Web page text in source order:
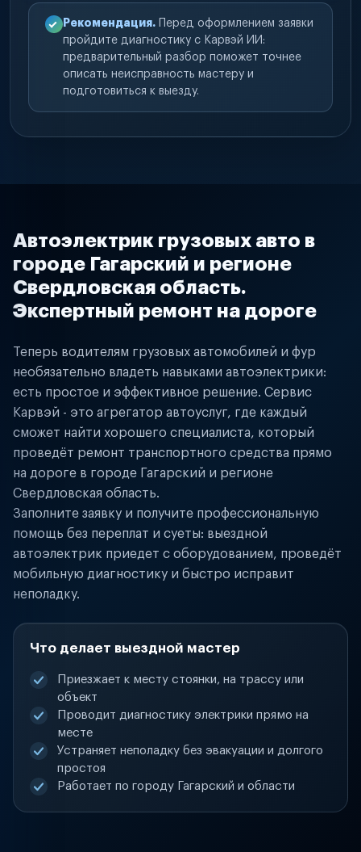
Рекомендация. Перед оформлением заявки
пройдите диагностику с Карвэй ИИ:
предварительный разбор поможет точнее
описать неисправность мастеру и
подготовиться к выезду.
Автоэлектрик грузовых авто в
городе Гагарский и регионе
Свердловская область.
Экспертный ремонт на дороге
Теперь водителям грузовых автомобилей и фур
необязательно владеть навыками автоэлектрики:
есть простое и эффективное решение. Сервис
Карвэй - это агрегатор автоуслуг, где каждый
сможет найти хорошего специалиста, который
проведёт ремонт транспортного средства прямо
на дороге в городе Гагарский и регионе
Свердловская область.
Заполните заявку и получите профессиональную
помощь без переплат и суеты: выездной
автоэлектрик приедет с оборудованием, проведёт
мобильную диагностику и быстро исправит
неполадку.
Что делает выездной мастер
Приезжает к месту стоянки, на трассу или
объект
Проводит диагностику электрики прямо на
месте
Устраняет неполадку без эвакуации и долгого
простоя
Работает по городу Гагарский и области